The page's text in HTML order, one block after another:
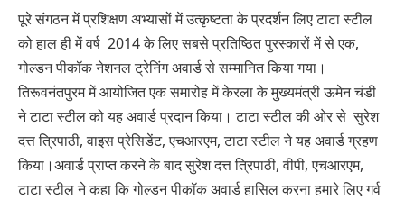
पूरे संगठन में प्रशिक्षण अभ्यासों में उत्कृष्टता के प्रदर्शन लिए टाटा स्टील
को हाल ही में वर्ष 2014 के लिए सबसे प्रतिष्ठित पुरस्कारों में से एक,
गोल्डन पीकॉक नेशनल ट्रेनिंग अवार्ड से सम्मानित किया गया।
तिरूवनंतपुरम में आयोजित एक समारोह में केरला के मुख्यमंत्री ऊमेन चंडी
ने टाटा स्टील को यह अवार्ड प्रदान किया। टाटा स्टील की ओर से सुरेश
दत्त त्रिपाठी, वाइस प्रेसिडेंट, एचआरएम, टाटा स्टील ने यह अवार्ड ग्रहण
किया।अवार्ड प्राप्त करने के बाद सुरेश दत्त त्रिपाठी, वीपी, एचआरएम,
टाटा स्टील ने कहा कि गोल्डन पीकॉक अवार्ड हासिल करना हमारे लिए गर्व